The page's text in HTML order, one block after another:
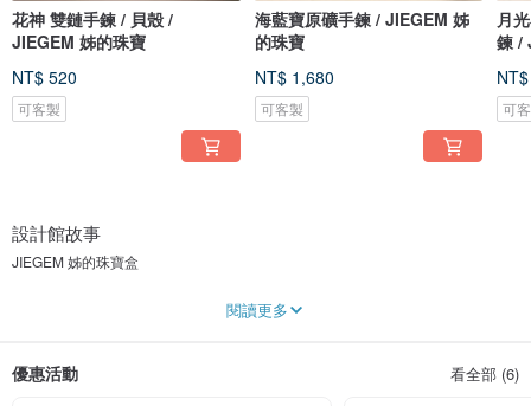
花神 雙鏈手鍊 / 貝殼 /
JIEGEM 姊的珠寶
NT$ 520
可客製
海藍寶原礦手鍊 / JIEGEM 姊
的珠寶
NT$ 1,680
可客製
月
鍊 /
可
設計館故事
JIEGEM 姊的珠寶盒
杰鴻企業有限公司創立的飾品品牌，從原料開採、半成品生產、飾品製作等完整
服務線，使我們的產品在價格與品質上有強烈優勢。
一件件帶有溫度的飾品。
閱讀更多
優惠活動 看全部 (6)